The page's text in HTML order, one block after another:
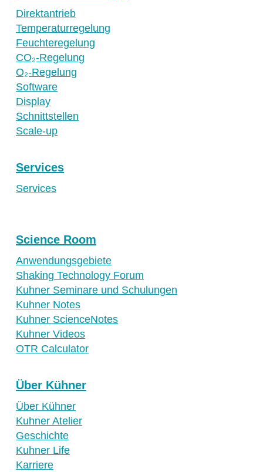
Direktantrieb
Temperaturregelung
Feuchteregelung
CO₂-Regelung
O₂-Regelung
Software
Display
Schnittstellen
Scale-up
Services
Services
Science Room
Anwendungsgebiete
Shaking Technology Forum
Kuhner Seminare und Schulungen
Kuhner Notes
Kuhner ScienceNotes
Kuhner Videos
OTR Calculator
Über Kühner
Über Kühner
Kuhner Atelier
Geschichte
Kuhner Life
Karriere